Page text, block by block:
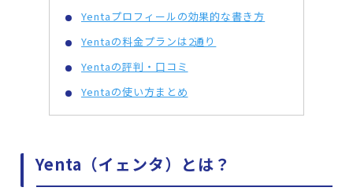
Yentaプロフィールの効果的な書き方
Yentaの料金プランは2通り
Yentaの評判・口コミ
Yentaの使い方まとめ
Yenta（イェンタ）とは？